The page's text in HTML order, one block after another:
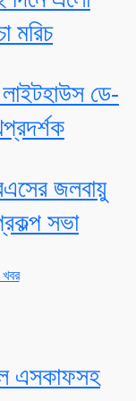
মরিচ
ডে-
জলবায়ু
সভা
এসকাফসহ